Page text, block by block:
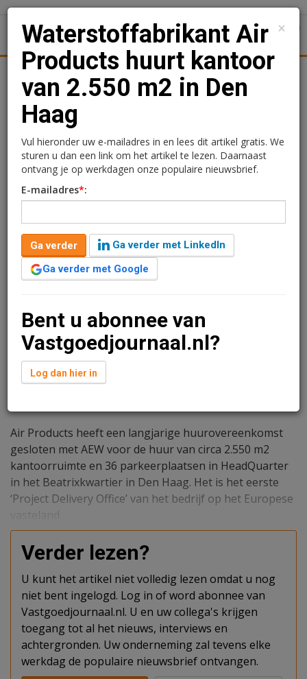
Logistiek
Waterstoffabrikant Air
Products huurt kantoor
van 2.550 m2 in Den
Haag
Air Products heeft een langjarige huurovereenkomst
gesloten met AEW voor de huur van circa 2.550 m2
kantoorruimte en 36 parkeerplaatsen in HeadQuarter
in het Beatrixkwartier in Den Haag. Het is het eerste
‘Project Delivery Office’ van het bedrijf op het Europese
vasteland.
Verder lezen?
U kunt het artikel niet volledig lezen omdat u nog
niet bent ingelogd. Log in of word abonnee van
Vastgoedjournaal.nl. U en uw collega's krijgen
toegang tot al het nieuws, interviews en
achtergronden. Uw onderneming zal tevens elke
werkdag de populaire nieuwsbrief ontvangen.
×
Waterstoffabrikant Air
Products huurt kantoor
van 2.550 m2 in Den
Haag
Vul hieronder uw e-mailadres in en lees dit artikel gratis. We
sturen u dan een link om het artikel te lezen. Daarnaast
ontvang je op werkdagen onze populaire nieuwsbrief.
E-mailadres*:
Ga verder
Ga verder met LinkedIn
Ga verder met Google
Bent u abonnee van
Vastgoedjournaal.nl?
Log dan hier in